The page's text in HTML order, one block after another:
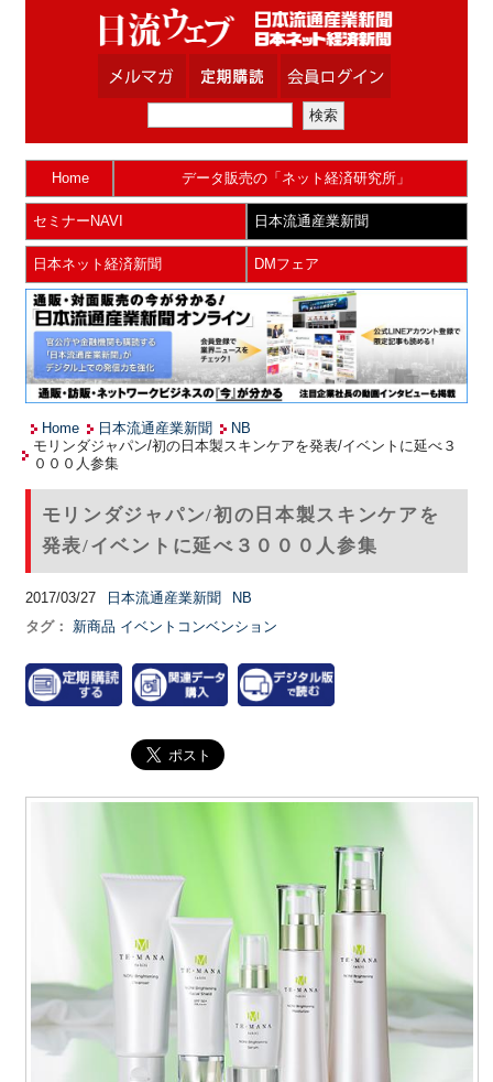
Home データ販売の「ネット経済研究所」
セミナーNAVI 日本流通産業新聞
日本ネット経済新聞 DMフェア
Home 日本流通産業新聞
NB
モリンダジャパン/初の日本製スキンケアを発表/イベントに延べ３
０００人参集
モリンダジャパン/初の日本製スキンケアを
発表/イベントに延べ３０００人参集
2017/03/27 日本流通産業新聞
NB
タグ：
新商品 イベントコンベンション